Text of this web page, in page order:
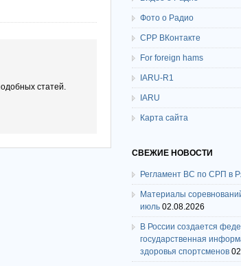
статей.
Фото о Радио
СРР ВКонтакте
For foreign hams
IARU-R1
IARU
Карта сайта
СВЕЖИЕ НОВОСТИ
Регламент ВС по СРП в
Материалы
июль 02.08.2026
В России создается
государственная
здоровья спортсменов